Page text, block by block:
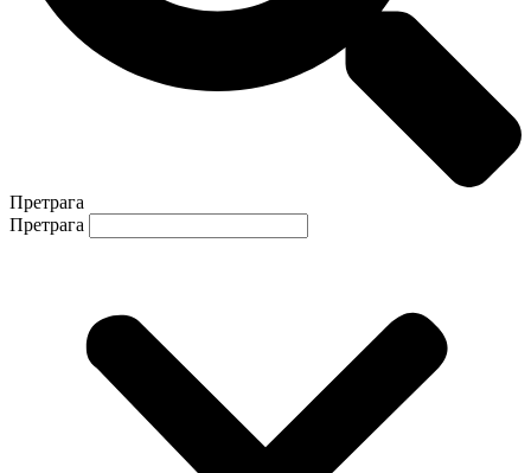
Претрага
Претрага